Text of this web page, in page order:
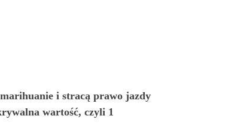
marihuanie i stracą prawo jazdy
wartość, czyli 1